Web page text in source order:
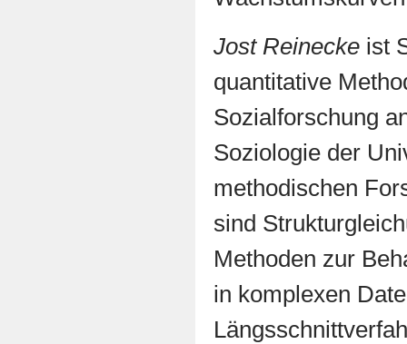
Jost Reinecke ist
quantitative
Sozialforschung
Soziologie der
methodischen
sind
Methoden zur
in komplexen